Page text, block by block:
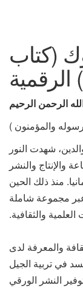
(كتاب
الرقمية
الرحمن الرحيم
والمؤمنون )
الوالدين، شهدت النور
والإنتاج والنشر
منذ ذلك الحين
مجموعة شاملة
والثقافية.
والمعرفة لدى
في تربية الجيل
النشر الورقي